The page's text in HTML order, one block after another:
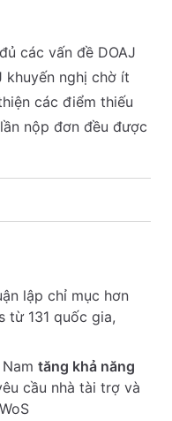
các vấn đề DOAJ
khuyến nghị chờ ít
các điểm thiếu
nộp đơn đều được
lập chỉ mục hơn
từ 131 quốc gia,
tăng khả năng
cầu nhà tài trợ và